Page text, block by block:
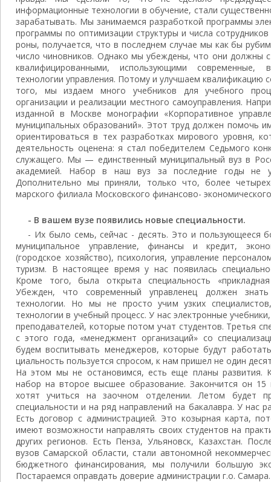
информационные техноло­гии в обучение, стали
зарабатывать. Мы занимаемся разработкой программы
програм­мы по оптимизации структуры и числа
роны, получается, что в последнем случае мы как бы
число чиновников. Однако мы убеж­дены, что они должны
квалифицированными, ис­пользующими
технологии управления. По­тому и улучшаем квалификацию
того, мы издаем мно­го учебников для учебного
организации и реализации местного самоуправления.
изданной в Москве мо­нографии «Корпоративное
муниципальных об­разований». Этот труд должен помочь
ориенти­роваться в тех разработках мирового уровня,
деятель­ность оценена: я стал победителем Седьмо­го
слу­жащего. Мы — единственный муниципаль­ный вуз в
академией. Набор в наш вуз за послед­ние годы не
Дополнительно мы приняли, только что, бо­лее
марского филиала Московского финансово-
- В вашем вузе появились новые спе­циальности.
- Их было семь, сейчас - десять. Это и пользующееся
муниципальное управле­ние, финансы и кредит,
(городское хозяй­ство), психология, управление
туризм. В настоящее время у нас появилась
Кроме то­го, была открыта специальность
Убежден, что современный управленец должен
технологии. Но мы не просто учим узких
технологии в учебный процесс. У нас электронные
пре­подавателей, которые потом учат студентов. Третья
с этого года, «менеджмент организаций» со
будем воспитывать менеджеров, которые бу­дут
циальность пользуется спросом, к нам при­шел не один
На этом мы не остановимся, есть еще планы развития.
набор на второе высшее образова­ние. Закончится он
хотят учиться на заочном от­делении. Летом будет
специальности и на ряд направ­лений на бакалавра. У нас
Есть договор с администрацией. Это козырная карта,
имеют возможности направлять своих студентов на
других регио­нов. Есть Пенза, Ульяновск, Казахстан.
вузов Са­марской области, стали автономной
бюджетного финансирования, мы получи­ли большую
Постараемся оправдать доверие ад­министрации г.о. Самара.